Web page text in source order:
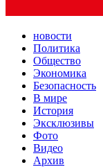
новости
Политика
Общество
Экономика
Безопасность
В мире
История
Эксклюзивы
Фото
Видео
Архив